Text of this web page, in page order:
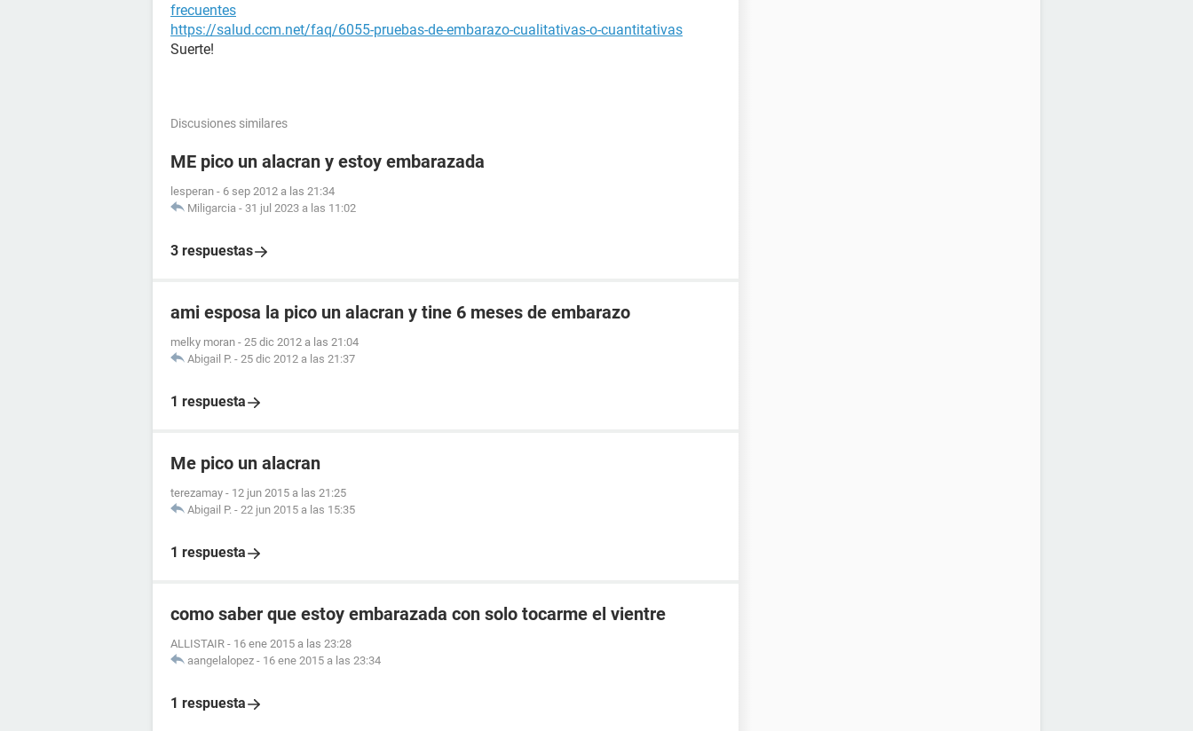
frecuentes
https://salud.ccm.net/faq/6055-pruebas-de-embarazo-cualitativas-o-cuantitativas
Suerte!
Discusiones similares
ME pico un alacran y estoy embarazada
lesperan - 6 sep 2012 a las 21:34
Miligarcia - 31 jul 2023 a las 11:02
3 respuestas
ami esposa la pico un alacran y tine 6 meses de embarazo
melky moran - 25 dic 2012 a las 21:04
Abigail P. - 25 dic 2012 a las 21:37
1 respuesta
Me pico un alacran
terezamay - 12 jun 2015 a las 21:25
Abigail P. - 22 jun 2015 a las 15:35
1 respuesta
como saber que estoy embarazada con solo tocarme el vientre
ALLISTAIR - 16 ene 2015 a las 23:28
aangelalopez - 16 ene 2015 a las 23:34
1 respuesta